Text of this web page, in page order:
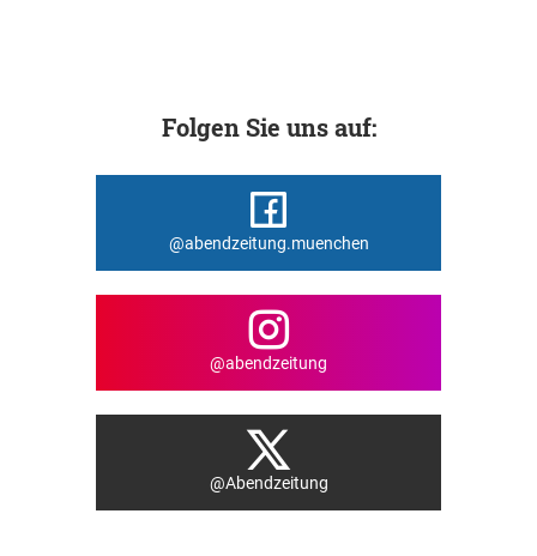
Folgen Sie uns auf:
@abendzeitung.muenchen
@abendzeitung
@Abendzeitung